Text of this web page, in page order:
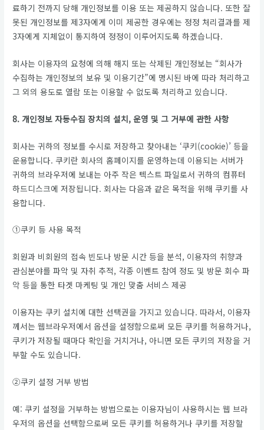
료하기 전까지 당해 개인정보를 이용 또는 제공하지 않습니다. 또한 잘
못된 개인정보를 제3자에게 이미 제공한 경우에는 정정 처리결과를 제
3자에게 지체없이 통지하여 정정이 이루어지도록 하겠습니다.
회사는 이용자의 요청에 의해 해지 또는 삭제된 개인정보는 “회사가
수집하는 개인정보의 보유 및 이용기간”에 명시된 바에 따라 처리하고
그 외의 용도로 열람 또는 이용할 수 없도록 처리하고 있습니다.
8. 개인정보 자동수집 장치의 설치, 운영 및 그 거부에 관한 사항
회사는 귀하의 정보를 수시로 저장하고 찾아내는 ‘쿠키(cookie)’ 등을
운용합니다. 쿠키란 회사의 홈페이지를 운영하는데 이용되는 서버가
귀하의 브라우저에 보내는 아주 작은 텍스트 파일로서 귀하의 컴퓨터
하드디스크에 저장됩니다. 회사는 다음과 같은 목적을 위해 쿠키를 사
용합니다.
①쿠키 등 사용 목적
회원과 비회원의 접속 빈도나 방문 시간 등을 분석, 이용자의 취향과
관심분야를 파악 및 자취 추적, 각종 이벤트 참여 정도 및 방문 회수 파
악 등을 통한 타겟 마케팅 및 개인 맞춤 서비스 제공
이용자는 쿠키 설치에 대한 선택권을 가지고 있습니다. 따라서, 이용자
께서는 웹브라우저에서 옵션을 설정함으로써 모든 쿠키를 허용하거나,
쿠키가 저장될 때마다 확인을 거치거나, 아니면 모든 쿠키의 저장을 거
부할 수도 있습니다.
②쿠키 설정 거부 방법
예: 쿠키 설정을 거부하는 방법으로는 이용자님이 사용하시는 웹 브라
우저의 옵션을 선택함으로써 모든 쿠키를 허용하거나 쿠키를 저장할